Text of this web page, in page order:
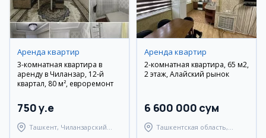
Аренда квартир
3-комнатная квартира в
аренду в Чиланзар, 12-й
квартал, 80 м², евроремонт
750 y.e
Ташкент, Чиланзарский
Аренда квартир
2-комнатная квартира, 65 м2,
2 этаж, Алайский рынок
6 600 000 сум
Ташкентская область,